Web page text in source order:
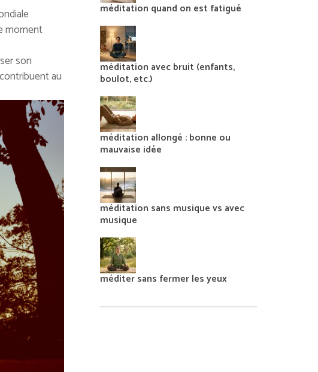
moment
son
au
méditation quand on est fatigué
méditation avec bruit (enfants,
boulot, etc.)
méditation allongé : bonne ou
mauvaise idée
méditation sans musique vs avec
musique
méditer sans fermer les yeux